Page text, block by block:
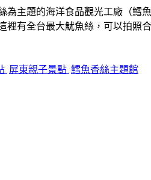
為主題的海洋食品觀光工廠（鱈
裡有全台最大魷魚絲，可以拍照
屏東親子景點 鱈魚香絲主題館